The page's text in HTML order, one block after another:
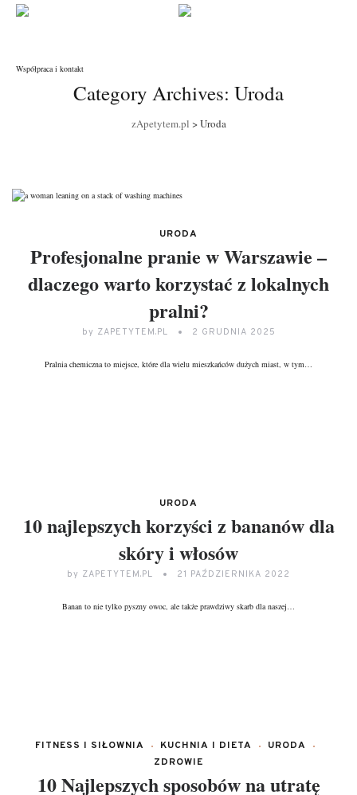
Współpraca i kontakt
Category Archives: Uroda
zApetytem.pl >Uroda
URODA
Profesjonalne pranie w Warszawie –
dlaczego warto korzystać z lokalnych
pralni?
by ZAPETYTEM.PL 2 GRUDNIA 2025
Pralnia chemiczna to miejsce, które dla wielu mieszkańców dużych miast, w tym…
URODA
10 najlepszych korzyści z bananów dla
skóry i włosów
by ZAPETYTEM.PL 21 PAŹDZIERNIKA 2022
Banan to nie tylko pyszny owoc, ale także prawdziwy skarb dla naszej…
FITNESS I SIŁOWNIA KUCHNIA I DIETA
URODA
ZDROWIE
10 Najlepszych sposobów na utratę